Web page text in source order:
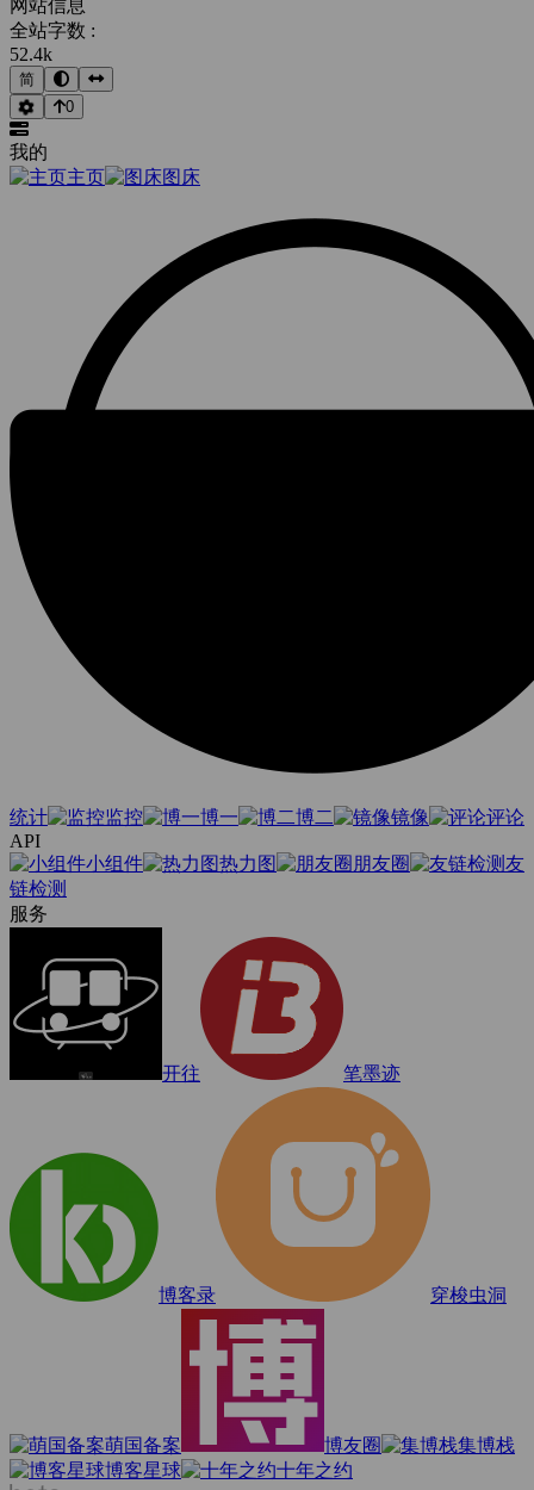
网站信息
全站字数 :
52.4k
简
0
我的
主页
图床
统计 监控 博一 博二 镜像
评论
API
小组件
热力图 朋友圈
友
链检测
服务
开往 笔墨迹
博客录 穿梭虫洞
萌国备案 博友圈
集博栈
博客星球
十年之约